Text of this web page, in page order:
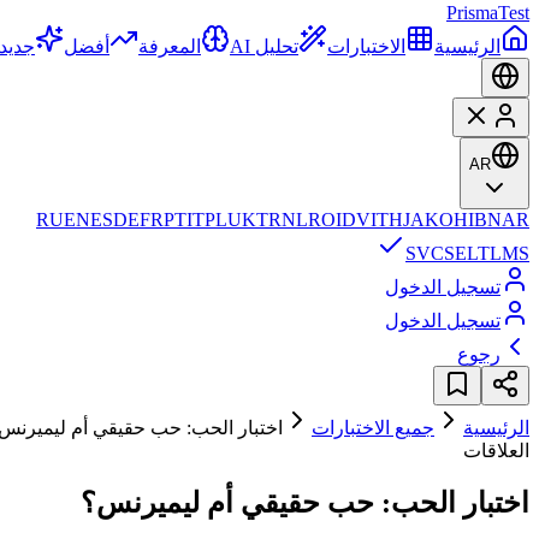
PrismaTest
الرئيسية
الاختبارات تحليل AI المعرفة أفضل جديد
AR
RUENESDEFRPTITPLUKTRNLROIDVITHJAKOHIBNAR
SVCSELTLMS
تسجيل الدخول
تسجيل الدخول
رجوع
الرئيسية جميع الاختبارات
اختبار الحب: حب حقيقي أم
العلاقات
اختبار الحب: حب حقيقي أم ليميرنس؟